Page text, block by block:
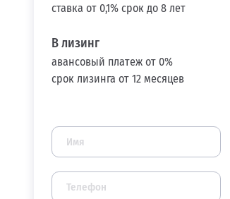
ставка от 0,1% срок до 8 лет
В лизинг
авансовый платеж от 0%
срок лизинга от 12 месяцев